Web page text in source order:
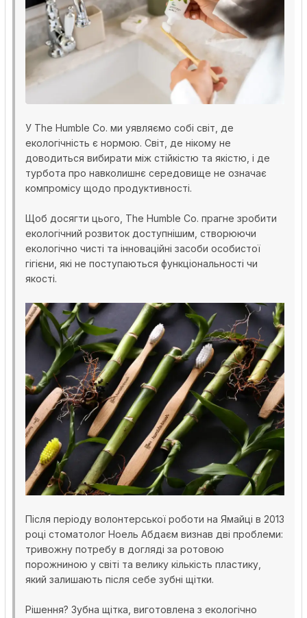
У The Humble Co. ми уявляємо собі світ, де
екологічність є нормою. Світ, де нікому не
доводиться вибирати між стійкістю та якістю, і де
турбота про навколишнє середовище не означає
компромісу щодо продуктивності.
Щоб досягти цього, The Humble Co. прагне зробити
екологічний розвиток доступнішим, створюючи
екологічно чисті та інноваційні засоби особистої
гігієни, які не поступаються функціональності чи
якості.
Після періоду волонтерської роботи на Ямайці в 2013
році стоматолог Ноель Абдаєм визнав дві проблеми:
тривожну потребу в догляді за ротовою
порожниною у світі та велику кількість пластику,
який залишають після себе зубні щітки.
Рішення? Зубна щітка, виготовлена ​​з екологічно